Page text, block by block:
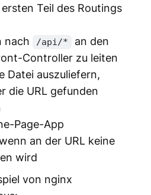
Teil des Routings
nach
/api/*
an den
Controller zu leiten
Datei auszuliefern,
die URL gefunden
Page-App
an der URL keine
wird
von nginx